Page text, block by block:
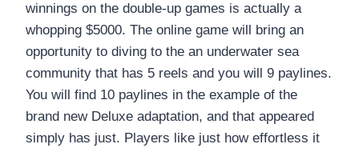
winnings on the double-up games is actually a
whopping $5000. The online game will bring an
opportunity to diving to the an underwater sea
community that has 5 reels and you will 9 paylines.
You will find 10 paylines in the example of the
brand new Deluxe adaptation, and that appeared
simply has just. Players like just how effortless it